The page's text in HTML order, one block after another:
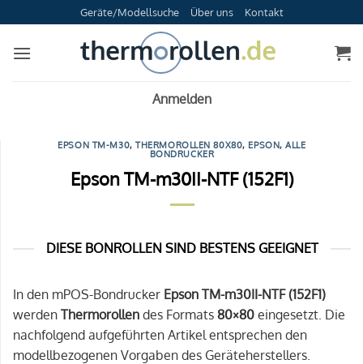
Inhalt
springen
Geräte/Modellsuche Über uns Kontakt
Anmelden
EPSON TM-M30,THERMOROLLEN 80X80, EPSON,ALLE
BONDRUCKER
Epson TM-m30II-NTF (152F1)
DIESE BONROLLEN SIND BESTENS GEEIGNET
In den mPOS-Bondrucker Epson TM-m30II-NTF (152F1)
werden Thermorollen des Formats 80×80 eingesetzt. Die
nachfolgend aufgeführten Artikel entsprechen den
modellbezogenen Vorgaben des Geräteherstellers.